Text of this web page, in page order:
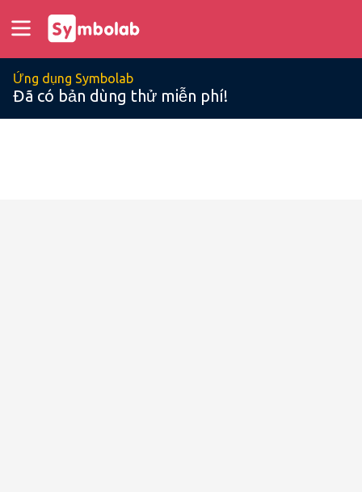
Ứng dụng Symbolab
Đã có bản dùng thử miễn phí!